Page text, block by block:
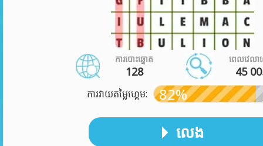
ការបោះឆ្នោត
128
ពេលវេលា
45
ការវាយតម្លៃហ្គេម: 82%
លេង